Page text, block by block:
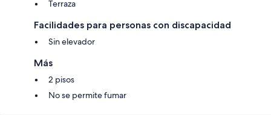
Terraza
Facilidades para personas con discapacidad
Sin elevador
Más
2 pisos
No se permite fumar